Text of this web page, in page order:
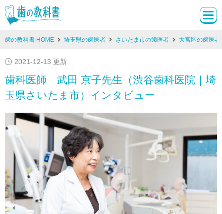
歯の教科書 HOME 埼玉県の歯医者 さいたま市の歯医者 大宮区の歯医者
2021-12-13 更新
歯科医師 武田 京子先生（渋谷歯科医院｜埼
玉県さいたま市）インタビュー